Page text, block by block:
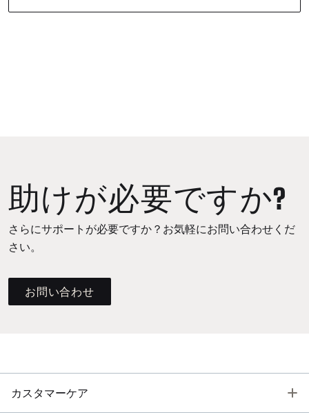
助けが必要ですか?
さらにサポートが必要ですか？お気軽にお問い合わせくだ
さい。
お問い合わせ
カスタマーケア